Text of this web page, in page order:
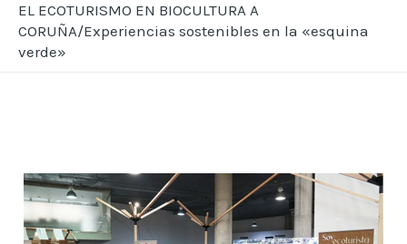
EL ECOTURISMO EN BIOCULTURA A
CORUÑA/Experiencias sostenibles en la «esquina
verde»